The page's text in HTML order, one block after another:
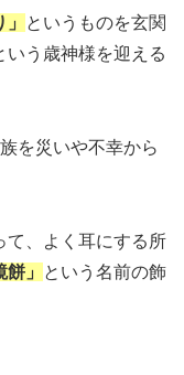
というものを玄関
いう歳神様を迎える
を災いや不幸から
て、よく耳にする所
」
という名前の飾